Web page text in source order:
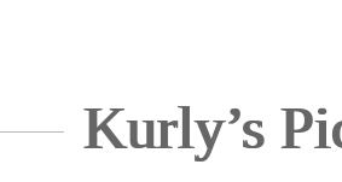
Kurly’s